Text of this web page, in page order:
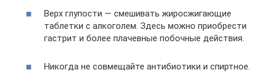
Верх глупости — смешивать жиросжигающие
таблетки с алкоголем. Здесь можно приобрести
гастрит и более плачевные побочные действия.
Никогда не совмещайте антибиотики и спиртное.